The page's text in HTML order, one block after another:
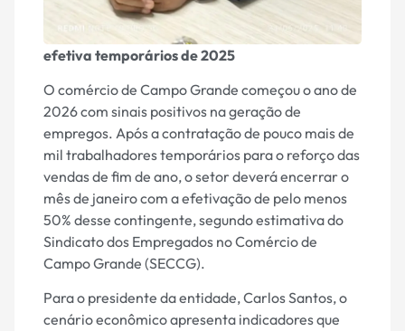
efetiva temporários de 2025
O comércio de Campo Grande começou o ano de
2026 com sinais positivos na geração de
empregos. Após a contratação de pouco mais de
mil trabalhadores temporários para o reforço das
vendas de fim de ano, o setor deverá encerrar o
mês de janeiro com a efetivação de pelo menos
50% desse contingente, segundo estimativa do
Sindicato dos Empregados no Comércio de
Campo Grande (SECCG).
Para o presidente da entidade, Carlos Santos, o
cenário econômico apresenta indicadores que